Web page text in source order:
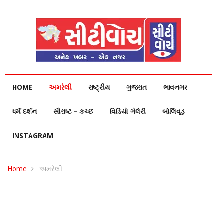
HOME અમરેલી રાષ્ટ્રીય ગુજરાત ભાવનગર
ધર્મ દર્શન સૌરાષ્ટ – કચ્છ વિડિયો ગેલેરી બોલિવૂડ
INSTAGRAM
Home અમરેલી